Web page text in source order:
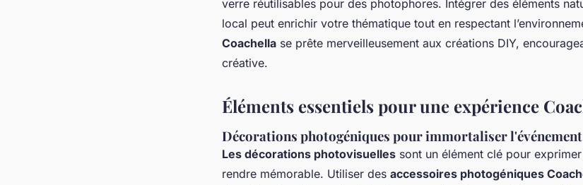
verre réutilisables pour des photophores. Intégrer des éléments
local peut enrichir votre thématique tout en respectant
Coachella se prête merveilleusement aux créations DIY,
créative.
Éléments essentiels pour une expérience
Décorations photogéniques pour immortaliser l'événement
Les décorations photovisuelles sont un élément clé pour
rendre mémorable. Utiliser des accessoires photogéniques